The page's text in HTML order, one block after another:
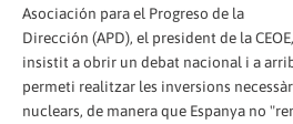
Asociación para el Progreso de la
Dirección (APD), el president de la
insistit a obrir un debat nacional i a
permeti realitzar les inversions
nuclears, de manera que Espanya no